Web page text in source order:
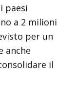
paesi
a 2 milioni
per un
anche
il